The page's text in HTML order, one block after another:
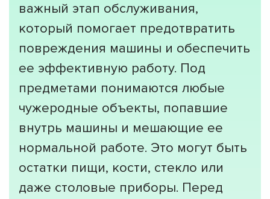
важный этап обслуживания,
который помогает предотвратить
повреждения машины и обеспечить
ее эффективную работу. Под
предметами понимаются любые
чужеродные объекты, попавшие
внутрь машины и мешающие ее
нормальной работе. Это могут быть
остатки пищи, кости, стекло или
даже столовые приборы. Перед